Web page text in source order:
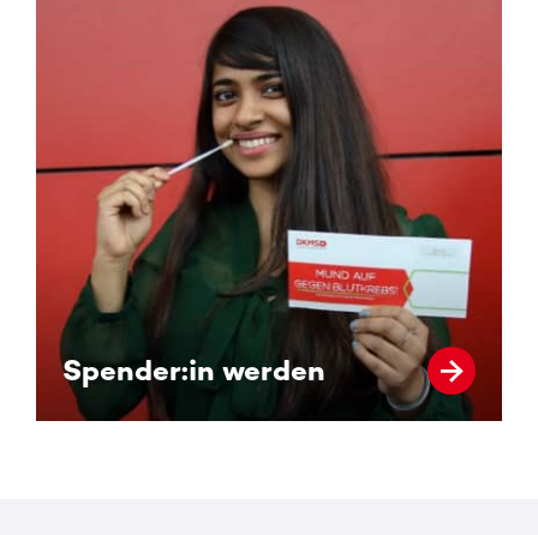
Spender:in werden